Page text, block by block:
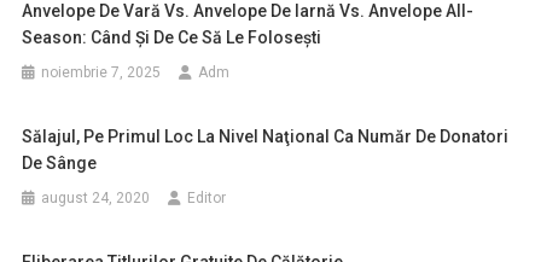
Anvelope De Vară Vs. Anvelope De Iarnă Vs. Anvelope All-
Season: Când Și De Ce Să Le Folosești
noiembrie 7, 2025 Adm
Sălajul, Pe Primul Loc La Nivel Naţional Ca Număr De Donatori
De Sânge
august 24, 2020 Editor